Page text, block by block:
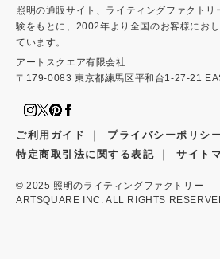
照明の通販サイト、ライティングファクト
験をもとに、2002年より全国のお客様にお
ています。
アートスクエア有限会社
〒179-0083 東京都練馬区平和台1-27-21
ご利用ガイド ｜ プライバシーポリシ
特定商取引法に関する表記 ｜ サイト
© 2025 照明のライティングファクトリー
ARTSQUARE INC. ALL RIGHTS